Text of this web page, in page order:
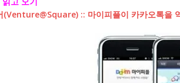
(Venture@Square) :: 마이피플이 카카오톡을